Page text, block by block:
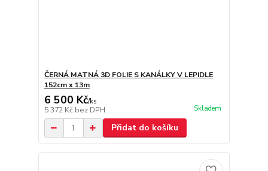
ČERNÁ MATNÁ 3D FOLIE S KANÁLKY V LEPIDLE
152cm x 13m
6 500 Kč/ks
5 372 Kč bez DPH Skladem
Přidat do košíku